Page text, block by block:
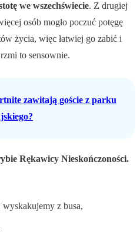
we wszechświecie. Z drugiej
osób mogło poczuć potęgę
życia, więc łatwiej go zabić i
to sensownie.
zawitają goście z parku
Rękawicy Nieskończoności.
z busa,